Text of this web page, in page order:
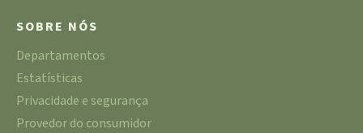
SOBRE NÓS
Departamentos
Estatísticas
Privacidade e segurança
Provedor do consumidor